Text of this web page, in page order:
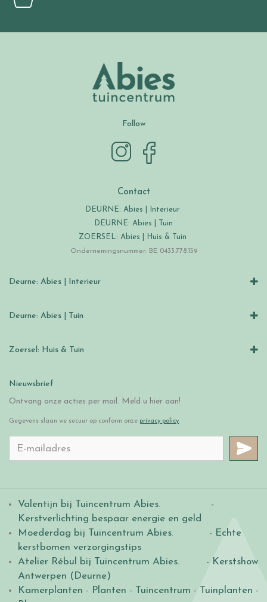
Follow
Contact
DEURNE: Abies | Interieur
DEURNE: Abies | Tuin
ZOERSEL: Abies | Huis & Tuin
Ondernemingsnummer: BE 0433.778.159
Deurne: Abies | Interieur
Deurne: Abies | Tuin
Zoersel: Huis & Tuin
Nieuwsbrief
Ontvang onze acties per mail. Meld u hier aan!
Gegevens slaan we secuur op conform onze privacy policy.
Valentijn bij Tuincentrum Abies.
-
Kerstverlichting bespaar energie en geld
Moederdag bij Tuincentrum Abies. - Echte
kerstbomen verzorgingstips
Atelier Rébul bij Tuincentrum Abies.
- Kerstshow
Antwerpen (Deurne)
Kamerplanten - Planten - Tuincentrum - Tuinplanten -